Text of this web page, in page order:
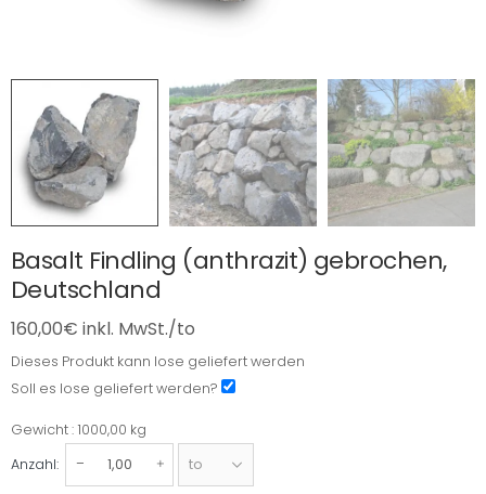
Basalt Findling (anthrazit) gebrochen,
Deutschland
160,00€ inkl. MwSt./to
kann
geliefert
Dieses Produkt kann lose geliefert werden
Soll es lose geliefert werden?
Gewicht
Gewicht : 1000,00 kg
Anzahl: